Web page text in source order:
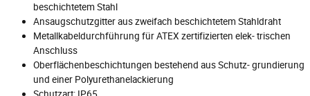
beschichtetem Stahl
Ansaugschutzgitter aus zweifach beschichtetem Stahldraht
Metallkabeldurchführung für ATEX zertifizierten elek- trischen
Anschluss
Oberflächenbeschichtungen bestehend aus Schutz- grundierung
und einer Polyurethanelackierung